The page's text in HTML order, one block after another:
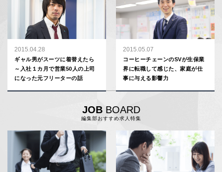
2015.04.28
ギャル男がスーツに着替えたら
～入社１カ月で営業50人の上司
になった元フリーターの話
2015.05.07
コーヒーチェーンのSVが生保業
界に転職して感じた、家庭が仕
事に与える影響力
JOBBOARD
編集部おすすめ求人特集